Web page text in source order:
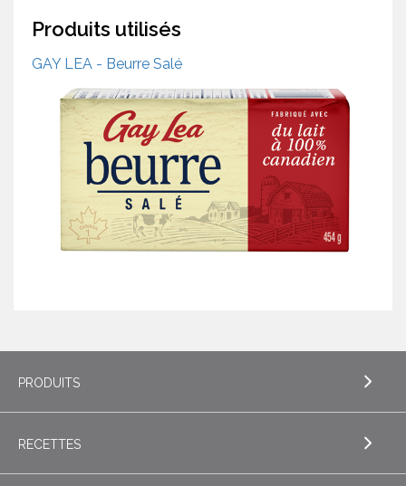
Produits utilisés
GAY LEA - Beurre Salé
PRODUITS
EXPLORE PRODUITS
RECETTES